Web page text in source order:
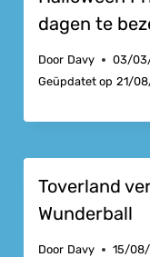
dagen te
Door Davy
03/
Geüpdatet op 21/
Toverland
Wunderball
Door Davy
15/